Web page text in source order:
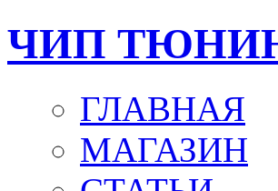
ЧИП
ГЛАВНАЯ
МАГАЗИН